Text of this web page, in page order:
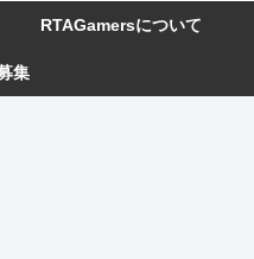
RTAGamersについて
集